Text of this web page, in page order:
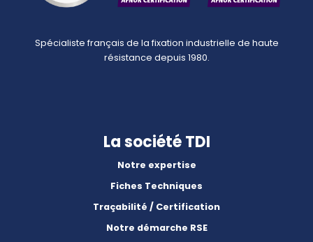
Spécialiste français de la fixation industrielle de haute
résistance depuis 1980.
La société TDI
Notre expertise
Fiches Techniques
Traçabilité / Certification
Notre démarche RSE